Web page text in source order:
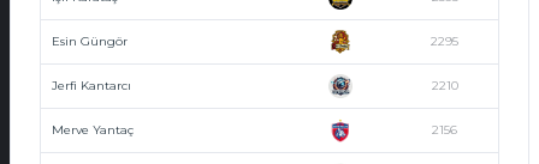
Esin Güngör 2295
Jerfi Kantarcı 2210
Merve Yantaç 2156